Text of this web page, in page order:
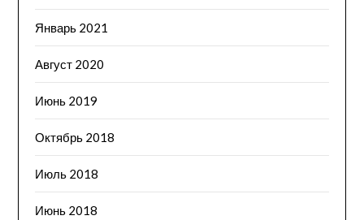
Январь 2021
Август 2020
Июнь 2019
Октябрь 2018
Июль 2018
Июнь 2018